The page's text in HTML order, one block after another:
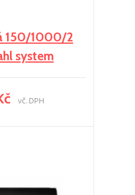
150/1000/2
system
vč. DPH